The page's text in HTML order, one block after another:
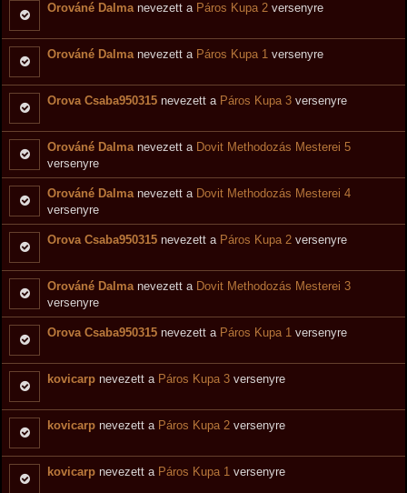
Orováné Dalma nevezett a Páros Kupa 2 versenyre
Orováné Dalma nevezett a Páros Kupa 1 versenyre
Orova Csaba950315 nevezett a Páros Kupa 3 versenyre
Orováné Dalma nevezett a Dovit Methodozás Mesterei 5
versenyre
Orováné Dalma nevezett a Dovit Methodozás Mesterei 4
versenyre
Orova Csaba950315 nevezett a Páros Kupa 2 versenyre
Orováné Dalma nevezett a Dovit Methodozás Mesterei 3
versenyre
Orova Csaba950315 nevezett a Páros Kupa 1 versenyre
kovicarp nevezett a Páros Kupa 3 versenyre
kovicarp nevezett a Páros Kupa 2 versenyre
kovicarp nevezett a Páros Kupa 1 versenyre